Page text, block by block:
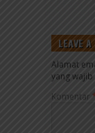
LEAVE A
Alamat
yang
Komentar